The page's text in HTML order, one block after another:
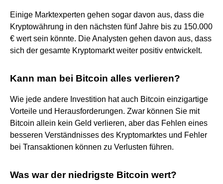
Einige Marktexperten gehen sogar davon aus, dass die
Kryptowährung in den nächsten fünf Jahre bis zu 150.000
€ wert sein könnte. Die Analysten gehen davon aus, dass
sich der gesamte Kryptomarkt weiter positiv entwickelt.
Kann man bei Bitcoin alles verlieren?
Wie jede andere Investition hat auch Bitcoin einzigartige
Vorteile und Herausforderungen. Zwar können Sie mit
Bitcoin allein kein Geld verlieren, aber das Fehlen eines
besseren Verständnisses des Kryptomarktes und Fehler
bei Transaktionen können zu Verlusten führen.
Was war der niedrigste Bitcoin wert?